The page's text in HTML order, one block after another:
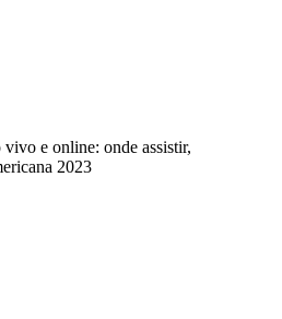
e online: onde assistir,
2023